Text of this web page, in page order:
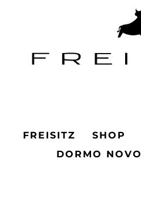
FREISITZ SHOP
DORMO NOVO